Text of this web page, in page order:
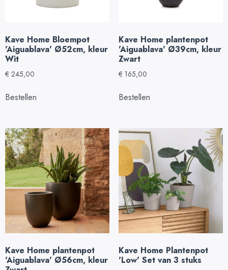
Kave Home Bloempot
'Aiguablava' Ø52cm, kleur
Wit
€ 245,00
Bestellen
Kave Home plantenpot
'Aiguablava' Ø39cm, kleur
Zwart
€ 165,00
Bestellen
Kave Home plantenpot
'Aiguablava' Ø56cm, kleur
Kave Home Plantenpot
'Low' Set van 3 stuks